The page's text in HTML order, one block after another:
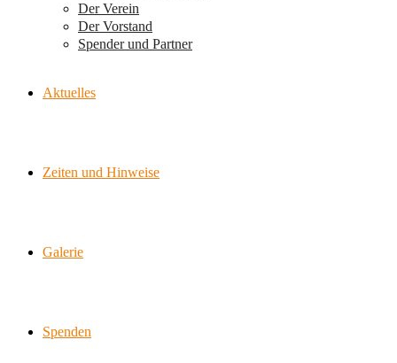
Der Verein
Der Vorstand
Spender und Partner
Aktuelles
Zeiten und Hinweise
Galerie
Spenden